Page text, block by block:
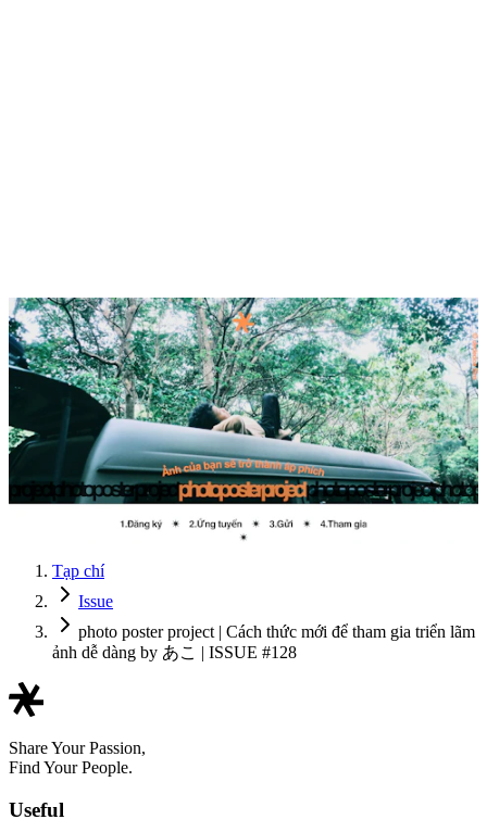
Tạp chí
Issue
photo poster project | Cách thức mới để tham gia triển lãm
ảnh dễ dàng by あこ | ISSUE #128
Share Your Passion,
Find Your People.
Useful